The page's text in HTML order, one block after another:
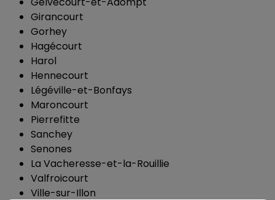
Girancourt
Gorhey
Hagécourt
Harol
Hennecourt
Légéville-et-Bonfays
Maroncourt
Pierrefitte
Sanchey
Senones
La Vacheresse-et-la-Rouillie
Valfroicourt
Ville-sur-Illon